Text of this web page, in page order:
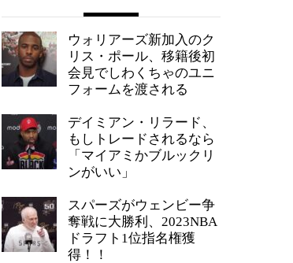
ウォリアーズ新加入のク
リス・ポール、移籍後初
会見でしわくちゃのユニ
フォームを渡される
デイミアン・リラード、
もしトレードされるなら
「マイアミかブルックリ
ンがいい」
スパーズがウェンビー争
奪戦に大勝利、2023NBA
ドラフト1位指名権獲
得！！